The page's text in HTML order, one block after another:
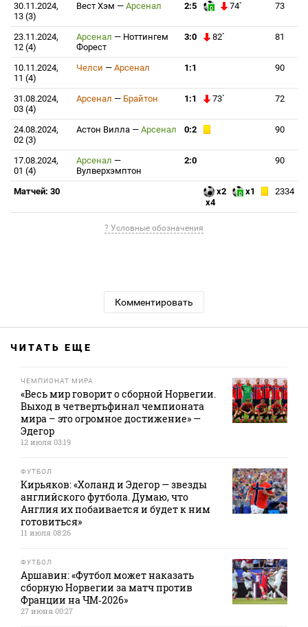
30.11.2024,
13 (3)
Вест Хэм — Арсенал 2:5 74` 73
23.11.2024,
12 (4)
Арсенал — Ноттингем
Форест
3:0 82` 81
10.11.2024,
11 (4)
Челси — Арсенал 1:1 90
31.08.2024,
03 (4)
Арсенал — Брайтон 1:1 73` 72
24.08.2024,
02 (3)
Астон Вилла — Арсенал 0:2 90
17.08.2024,
01 (4)
Арсенал —
Вулверхэмптон
2:0 90
Матчей: 30 x2
x1
x4
2334
? Условные обозначения
Комментировать
ЧИТАТЬ ЕЩЕ
ЧЕМПИОНАТ МИРА
«Весь мир говорит о сборной Норвегии.
Выход в четвертьфинал чемпионата
мира – это огромное достижение» —
Эдегор
12 июля 03:19
ФУТБОЛ
Кирьяков: «Холанд и Эдегор — звезды
английского футбола. Думаю, что
Англия их побаивается и будет к ним
готовиться»
11 июля 08:26
ФУТБОЛ
Аршавин: «Футбол может наказать
сборную Норвегии за матч против
Франции на ЧМ‑2026»
27 июня 00:27